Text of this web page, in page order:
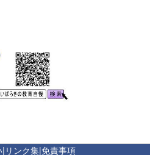
| リンク集|免責事項